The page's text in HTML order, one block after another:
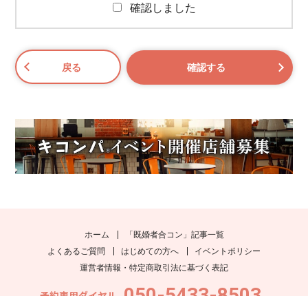
確認しました
ホーム
「既婚者合コン」記事一覧
よくあるご質問
はじめての方へ
イベントポリシー
運営者情報・特定商取引法に基づく表記